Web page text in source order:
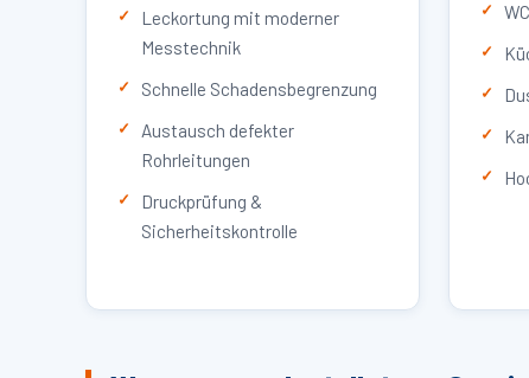
Leckortung mit moderner
Messtechnik
Schnelle Schadensbegrenzung
Austausch defekter
Rohrleitungen
Druckprüfung &
Sicherheitskontrolle